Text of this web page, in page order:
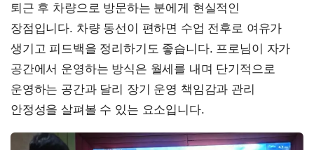
퇴근 후 차량으로 방문하는 분에게 현실적인
장점입니다. 차량 동선이 편하면 수업 전후로 여유가
생기고 피드백을 정리하기도 좋습니다. 프로님이 자가
공간에서 운영하는 방식은 월세를 내며 단기적으로
운영하는 공간과 달리 장기 운영 책임감과 관리
안정성을 살펴볼 수 있는 요소입니다.